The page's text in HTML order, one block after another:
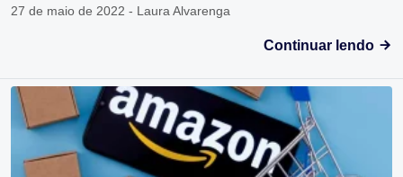
27 de maio de 2022 - Laura Alvarenga
Continuar lendo